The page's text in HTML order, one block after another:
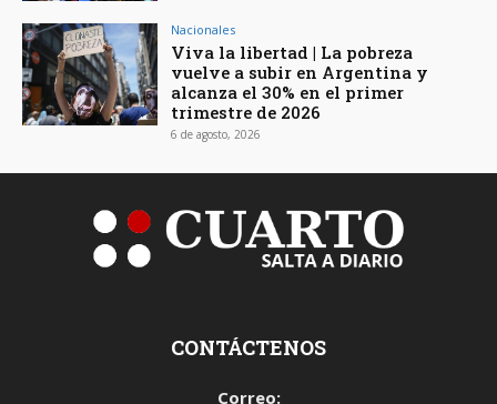
Nacionales
Viva la libertad | La pobreza
vuelve a subir en Argentina y
alcanza el 30% en el primer
trimestre de 2026
6 de agosto, 2026
CONTÁCTENOS
Correo: